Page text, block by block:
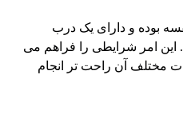
بوده و دارای یک درب
امر شرایطی را فراهم می
مختلف آن راحت تر انجام